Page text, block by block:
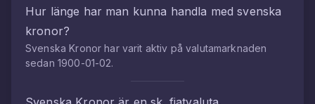
Hur länge har man kunna handla medsvenska
kronor?
Svenska Kronor har varit aktiv på valutamarknaden
sedan 1900-01-02.